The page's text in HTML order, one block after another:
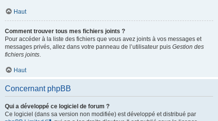
Haut
Comment trouver tous mes fichiers joints ?
Pour accéder à la liste des fichiers que vous avez joints à vos messages et
messages privés, allez dans votre panneau de l’utilisateur puis Gestion des
fichiers joints.
Haut
Concernant phpBB
Qui a développé ce logiciel de forum ?
Ce logiciel (dans sa version non modifiée) est développé et distribué par